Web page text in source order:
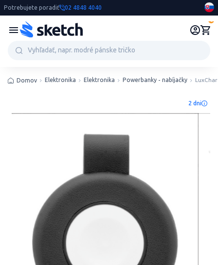
Potrebujete poradiť 02 4848 4040
Domov Elektronika Elektronika Powerbanky - nabíjačky
2 dni